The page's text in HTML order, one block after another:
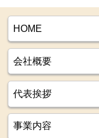
HOME
会社概要
代表挨拶
事業内容